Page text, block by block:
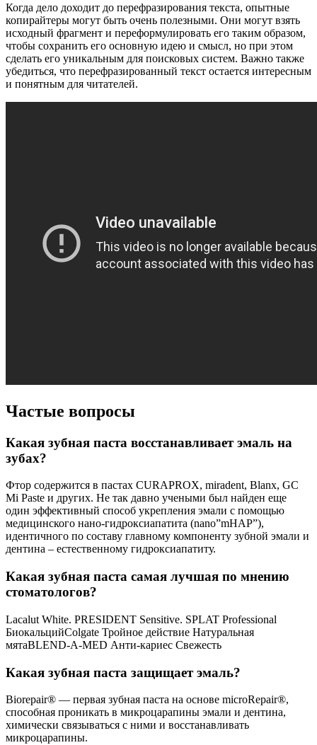
Когда дело доходит до перефразирования текста, опытные
копирайтеры могут быть очень полезными. Они могут взять
исходный фрагмент и переформулировать его таким образом,
чтобы сохранить его основную идею и смысл, но при этом
сделать его уникальным для поисковых систем. Важно также
убедиться, что перефразированный текст остается интересным
и понятным для читателей.
Частые вопросы
Какая зубная паста восстанавливает эмаль на
зубах?
Фтор содержится в пастах CURAPROX, miradent, Blanx, GC
Mi Paste и других. Не так давно учеными был найден еще
один эффективный способ укрепления эмали с помощью
медицинского нано-гидроксиапатита (nano”mHAP”),
идентичного по составу главному компоненту зубной эмали и
дентина – естественному гидроксиапатиту.
Какая зубная паста самая лучшая по мнению
стоматологов?
Lacalut White. PRESIDENT Sensitive. SPLAT Professional
БиокальцийColgate Тройное действие Натуральная
мятаBLEND-A-MED Анти-кариес Свежесть
Какая зубная паста защищает эмаль?
Biorepair® — первая зубная паста на основе microRepair®,
способная проникать в микроцарапины эмали и дентина,
химически связываться с ними и восстанавливать
микроцарапины.